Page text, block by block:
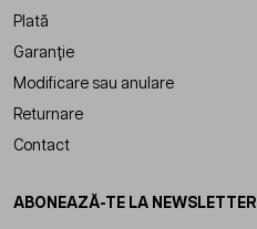
Plată
Garanție
Modificare sau anulare
Returnare
Contact
ABONEAZĂ-TE LA NEWSLETTER